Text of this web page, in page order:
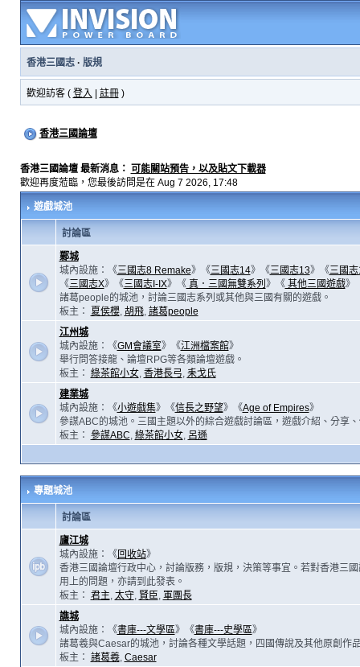
香港三國志· 版規
歡迎訪客 ( 登入 註冊)
香港三國論壇
香港三國論壇 最新消息： 可能關站預告，以及貼文下載器
歡迎再度蒞臨，您最後訪問是在 Aug 7 2026, 17:48
遊戲城池
討論區
鄴城
城內設施：《三國志8 Remake》《三國志14》《三國志13》《三國
《三國志X》《三國志I-IX》《真．三國無雙系列 》《其他三國遊戲》
諸葛people的城池，討論三國志系列或其他與三國有關的遊戲。
板主：
夏侯櫻, 胡飛, 諸葛people
江州城
城內設施：《GM會議室》《江洲檔案館》
舉行問答接龍、論壇RPG等各類論壇遊戲。
板主： 綠茶館小女, 香港長弓, 耒戈氏
建業城
城內設施：《小遊戲集》《信長之野望》《Age of Empires》
參謀ABC的城池。三國主題以外的綜合遊戲討論區，遊戲介紹、分享
板主： 參謀ABC, 綠茶館小女, 呂遜
專題城池
討論區
廬江城
城內設施：《回收站》
香港三國論壇行政中心，討論版務，版規，決策等事宜。若對香港三
用上的問題，亦請到此發表。
板主： 君主, 太守, 賢臣, 軍團長
譙城
城內設施：《書庫---文學區》《書庫---史學區》
諸葛羲與Caesar的城池，討論各種文學話題，四國傳說及其他原創作
板主： 諸葛羲, Caesar